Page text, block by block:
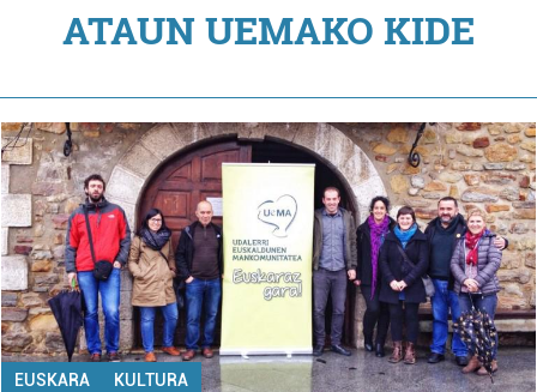
ATAUN UEMAKO KIDE
EUSKARA KULTURA